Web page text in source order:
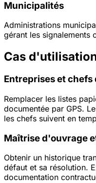
Municipalités
Administrations
gérant les signalements
Cas
Entreprises et chefs
Remplacer les listes
documentée par GPS.
les chefs suivent en
Maîtrise d'ouvrage
Obtenir un historique
défaut et sa résolution.
documentation